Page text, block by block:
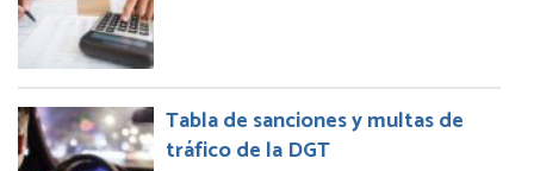
Tabla de sanciones y multas de
tráfico de la DGT